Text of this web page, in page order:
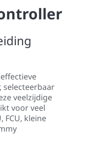
veelzijdige
voor veel
FCU, kleine